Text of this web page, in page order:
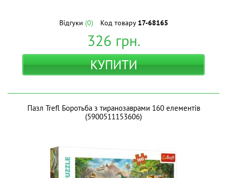
Відгуки (0) Код товару 17-68165
326 грн.
КУПИТИ
Пазл Trefl Боротьба з тиранозаврами 160 елементів
(5900511153606)